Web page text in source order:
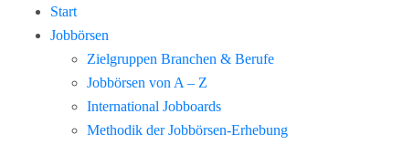
Start
Jobbörsen
Zielgruppen Branchen & Berufe
Jobbörsen von A – Z
International Jobboards
Methodik der Jobbörsen-Erhebung